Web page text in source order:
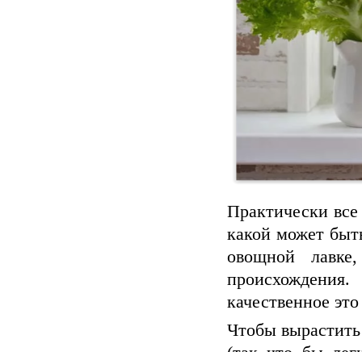
Практически
какой может
овощной
качественное
Чтобы